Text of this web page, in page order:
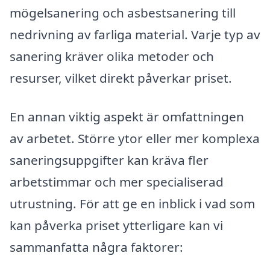
mögelsanering och asbestsanering till
nedrivning av farliga material. Varje typ av
sanering kräver olika metoder och
resurser, vilket direkt påverkar priset.
En annan viktig aspekt är omfattningen
av arbetet. Större ytor eller mer komplexa
saneringsuppgifter kan kräva fler
arbetstimmar och mer specialiserad
utrustning. För att ge en inblick i vad som
kan påverka priset ytterligare kan vi
sammanfatta några faktorer: